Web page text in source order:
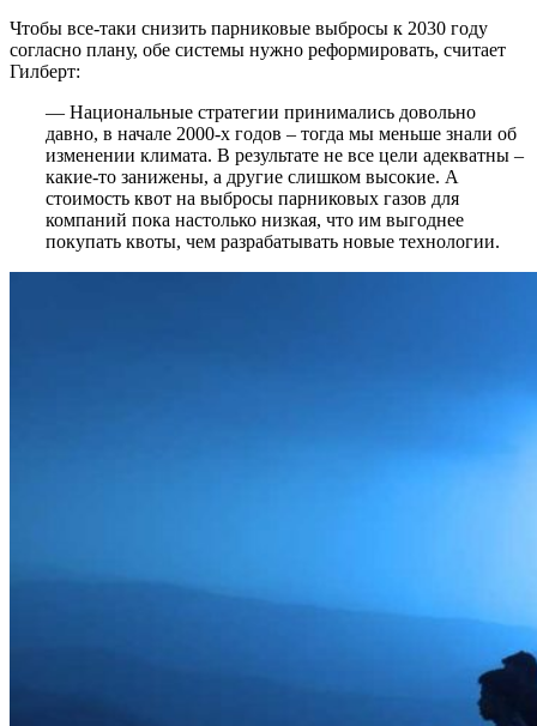
Чтобы все-таки снизить парниковые выбросы к 2030 году
согласно плану, обе системы нужно реформировать, считает
Гилберт:
— Национальные стратегии принимались довольно
давно, в начале 2000-х годов – тогда мы меньше знали об
изменении климата. В результате не все цели адекватны –
какие-то занижены, а другие слишком высокие. А
стоимость квот на выбросы парниковых газов для
компаний пока настолько низкая, что им выгоднее
покупать квоты, чем разрабатывать новые технологии.